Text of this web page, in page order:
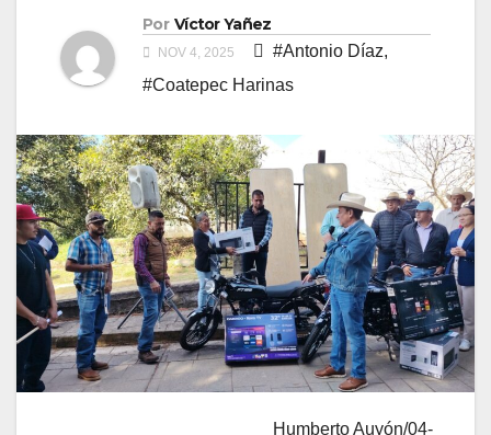
Por Víctor Yañez
NOV 4, 2025 #Antonio Díaz,
#Coatepec Harinas
Humberto Auyón/04-